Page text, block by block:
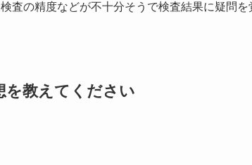
査の精度などが不十分そうで検査結果に疑問を
を教えてください